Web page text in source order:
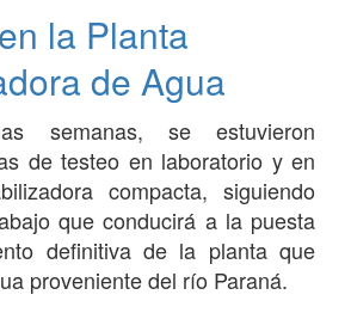
la Planta
de Agua
semanas, se estuvieron
de testeo en laboratorio y en
compacta, siguiendo
que conducirá a la puesta
definitiva de la planta que
proveniente del río Paraná.